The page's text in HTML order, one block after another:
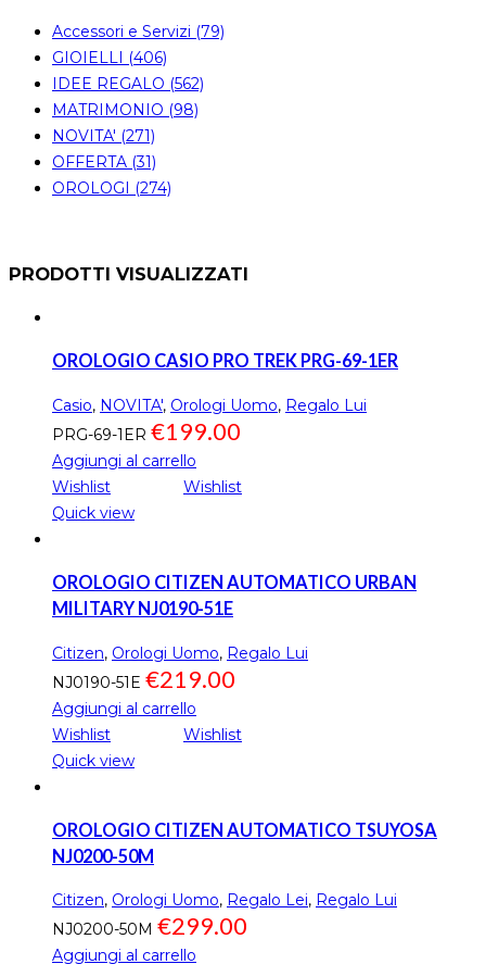
Accessori e Servizi (79)
GIOIELLI (406)
IDEE REGALO (562)
MATRIMONIO (98)
NOVITA' (271)
OFFERTA (31)
OROLOGI (274)
PRODOTTI VISUALIZZATI
OROLOGIO CASIO PRO TREK PRG-69-1ER
Casio, NOVITA', Orologi Uomo, Regalo Lui
PRG-69-1ER €199.00
Aggiungi al carrello
Wishlist
Wishlist
Quick view
OROLOGIO CITIZEN AUTOMATICO URBAN
MILITARY NJ0190-51E
Citizen, Orologi Uomo, Regalo Lui
NJ0190-51E €219.00
Aggiungi al carrello
Wishlist
Wishlist
Quick view
OROLOGIO CITIZEN AUTOMATICO TSUYOSA
NJ0200-50M
Citizen, Orologi Uomo, Regalo Lei, Regalo Lui
NJ0200-50M €299.00
Aggiungi al carrello